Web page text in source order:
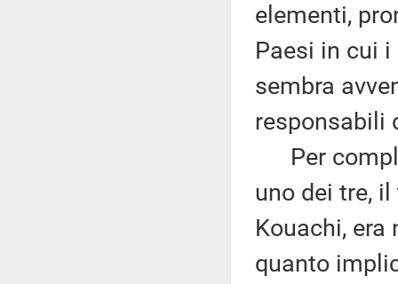
elementi,
Paesi in cui
sembra
responsabili
Per
uno dei tre,
Kouachi,
quanto